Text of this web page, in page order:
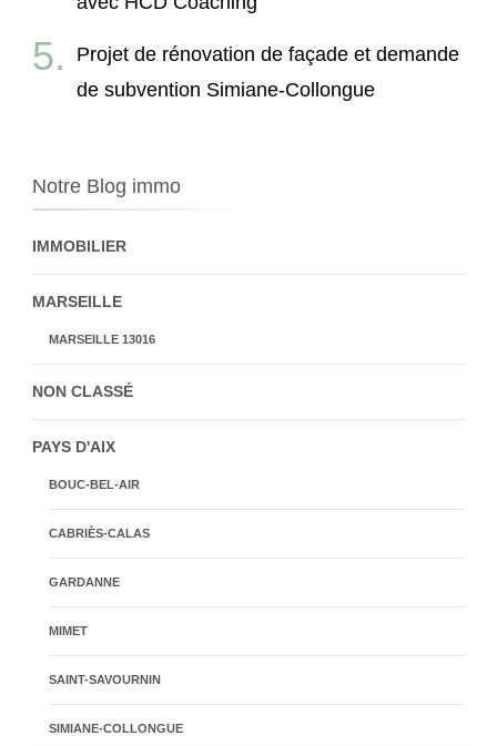
Projet de rénovation de façade et demande
de subvention Simiane-Collongue
Notre Blog immo
IMMOBILIER
MARSEILLE
MARSEILLE 13016
NON CLASSÉ
PAYS D'AIX
BOUC-BEL-AIR
CABRIÈS-CALAS
GARDANNE
MIMET
SAINT-SAVOURNIN
SIMIANE-COLLONGUE